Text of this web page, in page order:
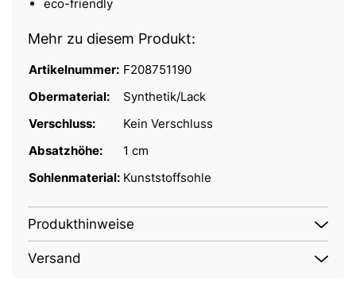
eco-friendly
Mehr zu diesem Produkt:
Artikelnummer: F208751190
Obermaterial:
Synthetik/Lack
Verschluss:
Kein Verschluss
Absatzhöhe:
1 cm
Sohlenmaterial: Kunststoffsohle
Produkthinweise
Versand